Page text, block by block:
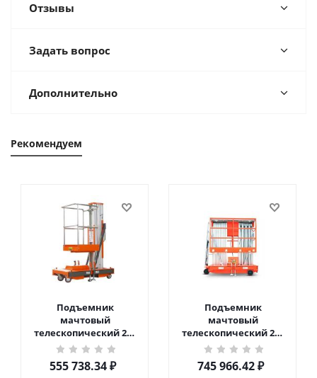
Отзывы
Задать вопрос
Дополнительно
Рекомендуем
Подъемник
мачтовый
телескопический 200
кг 6 м TOR GTWY6-200S
DC 2-мачтовый
(автономный) (G) в
555 738.34₽
Подъемник
мачтовый
телескопический 200
кг 10 м TOR GTWY10-
200S DC 2-мачтовый
(автономный) (N) в
745 966.42₽